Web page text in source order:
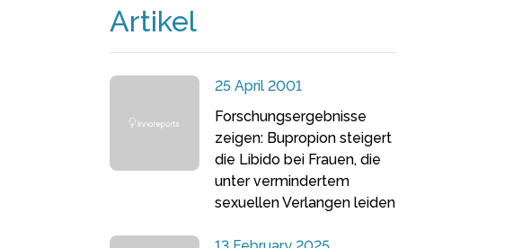
Artikel
25 April 2001
Forschungsergebnisse
zeigen: Bupropion steigert
die Libido bei Frauen, die
unter vermindertem
sexuellen Verlangen leiden